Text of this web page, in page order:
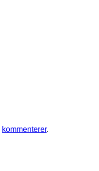
kommenterer.